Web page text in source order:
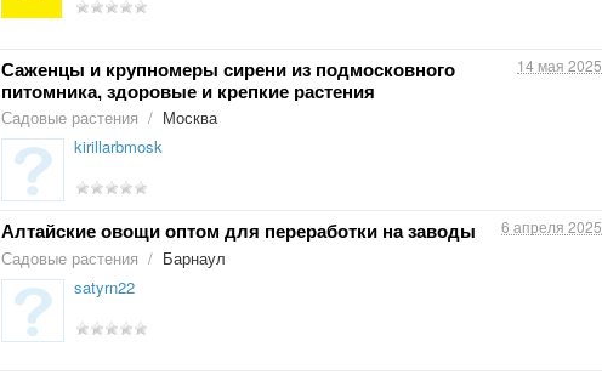
Саженцы и крупномеры сирени из подмосковного
питомника, здоровые и крепкие растения
14 мая 2025
Садовые растения / Москва
kirillarbmosk
Алтайские овощи оптом для переработки на заводы 6 апреля 2025
Садовые растения / Барнаул
satyrn22